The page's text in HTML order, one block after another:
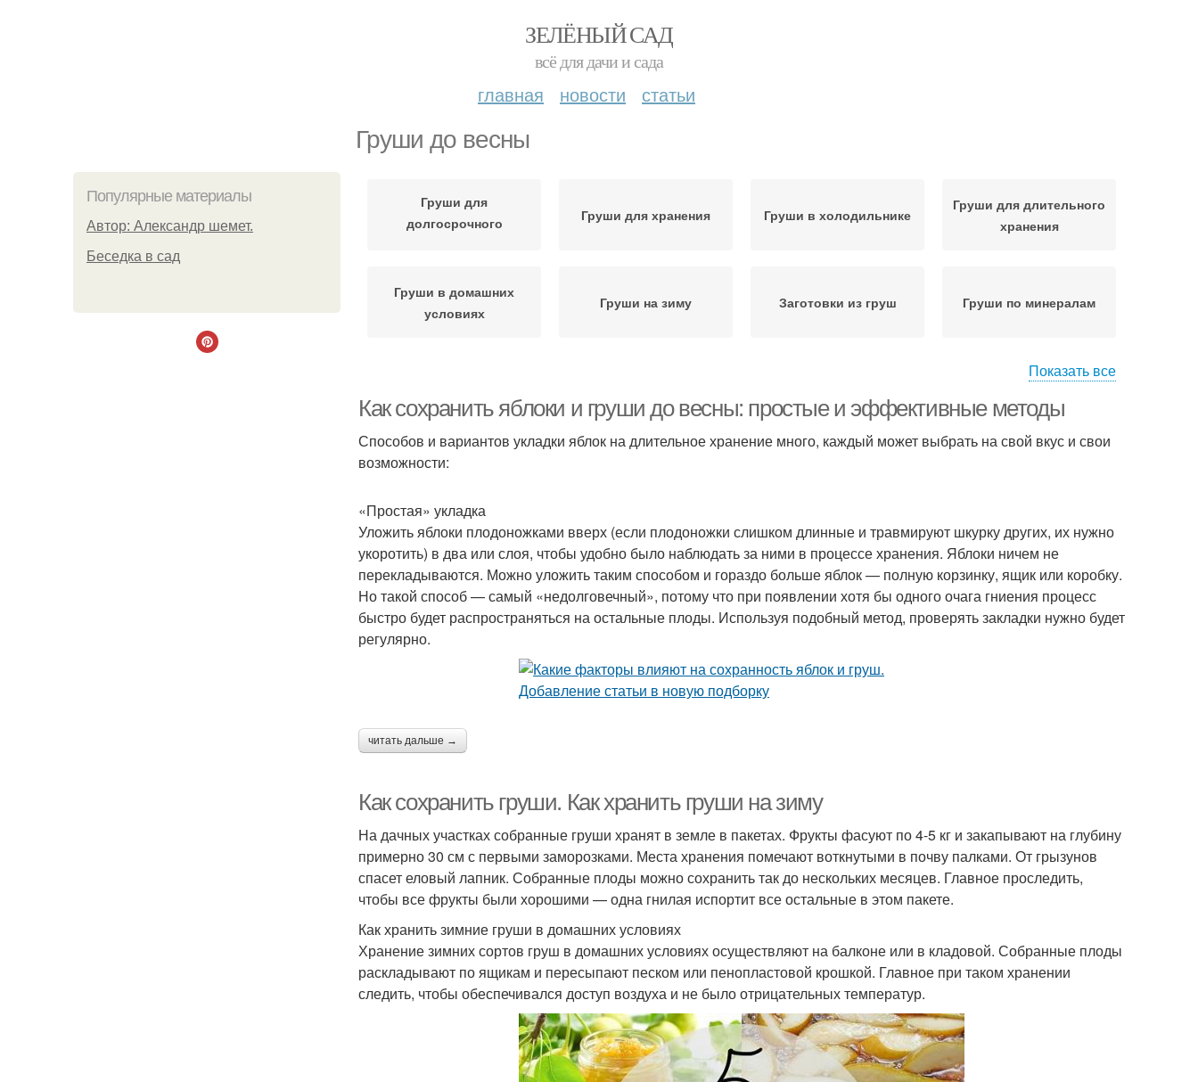
ЗЕЛЁНЫЙ САД
всё для дачи и сада
главная новости статьи
Груши до весны
Популярные материалы
Автор: Александр шемет.
Беседка в сад
Груши для
долгосрочного
Груши для хранения Груши в холодильнике
Груши для длительного
хранения
Груши в домашних
условиях
Груши на зиму Заготовки из груш Груши по минералам
Показать все
Как сохранить яблоки и груши до весны: простые и эффективные методы
Способов и вариантов укладки яблок на длительное хранение много, каждый может выбрать на свой вкус и свои
возможности:
«Простая» укладка
Уложить яблоки плодоножками вверх (если плодоножки слишком длинные и травмируют шкурку других, их нужно
укоротить) в два или слоя, чтобы удобно было наблюдать за ними в процессе хранения. Яблоки ничем не
перекладываются. Можно уложить таким способом и гораздо больше яблок — полную корзинку, ящик или коробку.
Но такой способ — самый «недолговечный», потому что при появлении хотя бы одного очага гниения процесс
быстро будет распространяться на остальные плоды. Используя подобный метод, проверять закладки нужно будет
регулярно.
читать дальше →
Как сохранить груши. Как хранить груши на зиму
На дачных участках собранные груши хранят в земле в пакетах. Фрукты фасуют по 4-5 кг и закапывают на глубину
примерно 30 см с первыми заморозками. Места хранения помечают воткнутыми в почву палками. От грызунов
спасет еловый лапник. Собранные плоды можно сохранить так до нескольких месяцев. Главное проследить,
чтобы все фрукты были хорошими — одна гнилая испортит все остальные в этом пакете.
Как хранить зимние груши в домашних условиях
Хранение зимних сортов груш в домашних условиях осуществляют на балконе или в кладовой. Собранные плоды
раскладывают по ящикам и пересыпают песком или пенопластовой крошкой. Главное при таком хранении
следить, чтобы обеспечивался доступ воздуха и не было отрицательных температур.